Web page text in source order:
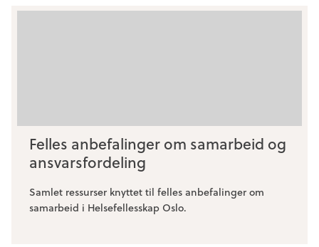
Felles anbefalinger om samarbeid og
ansvarsfordeling
Samlet ressurser knyttet til felles anbefalinger om
samarbeid i Helsefellesskap Oslo.